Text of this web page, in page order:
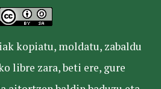
kopiatu, moldatu, zabaldu
libre zara, beti ere, gure